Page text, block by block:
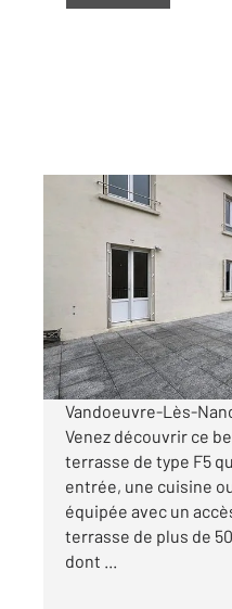
VANDOEUVRE LES
, 5 pièces
Ref : 4765
Appartement
229
Visiter le site dédié
Vandoeuvre-Lès-
Venez découvrir ce
terrasse de type F5
entrée, une cuisine
équipée avec un
terrasse de plus de
dont ...